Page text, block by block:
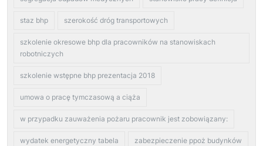
staz bhp szerokość dróg transportowych
szkolenie okresowe bhp dla pracowników na stanowiskach
robotniczych
szkolenie wstępne bhp prezentacja 2018
umowa o pracę tymczasową a ciąża
w przypadku zauważenia pożaru pracownik jest zobowiązany:
wydatek energetyczny tabela zabezpieczenie ppoż budynków